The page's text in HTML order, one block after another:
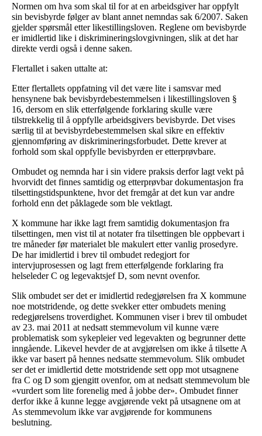
Normen om hva som skal til for at en arbeidsgiver har oppfylt
sin bevisbyrde følger av blant annet nemndas sak 6/2007. Saken
gjelder spørsmål etter likestillingsloven. Reglene om bevisbyrde
er imidlertid like i diskrimineringslovgivningen, slik at det har
direkte verdi også i denne saken.
Flertallet i saken uttalte at:
Etter flertallets oppfatning vil det være lite i samsvar med
hensynene bak bevisbyrdebestemmelsen i likestillingsloven §
16, dersom en slik etterfølgende forklaring skulle være
tilstrekkelig til å oppfylle arbeidsgivers bevisbyrde. Det vises
særlig til at bevisbyrdebestemmelsen skal sikre en effektiv
gjennomføring av diskrimineringsforbudet. Dette krever at
forhold som skal oppfylle bevisbyrden er etterprøvbare.
Ombudet og nemnda har i sin videre praksis derfor lagt vekt på
hvorvidt det finnes samtidig og etterprøvbar dokumentasjon fra
tilsettingstidspunktene, hvor det fremgår at det kun var andre
forhold enn det påklagede som ble vektlagt.
X kommune har ikke lagt frem samtidig dokumentasjon fra
tilsettingen, men vist til at notater fra tilsettingen ble oppbevart i
tre måneder før materialet ble makulert etter vanlig prosedyre.
De har imidlertid i brev til ombudet redegjort for
intervjuprosessen og lagt frem etterfølgende forklaring fra
helseleder C og legevaktsjef D, som nevnt ovenfor.
Slik ombudet ser det er imidlertid redegjørelsen fra X kommune
noe motstridende, og dette svekker etter ombudets mening
redegjørelsens troverdighet. Kommunen viser i brev til ombudet
av 23. mai 2011 at nedsatt stemmevolum vil kunne være
problematisk som sykepleier ved legevakten og begrunner dette
inngående. Likevel hevder de at avgjørelsen om ikke å tilsette A
ikke var basert på hennes nedsatte stemmevolum. Slik ombudet
ser det er imidlertid dette motstridende sett opp mot utsagnene
fra C og D som gjengitt ovenfor, om at nedsatt stemmevolum ble
«vurdert som lite forenelig med å jobbe der». Ombudet finner
derfor ikke å kunne legge avgjørende vekt på utsagnene om at
As stemmevolum ikke var avgjørende for kommunens
beslutning.